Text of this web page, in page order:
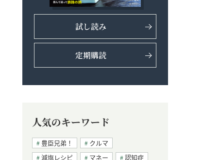
試し読み
定期購読
人気のキーワード
豊臣兄弟！
クルマ
減塩レシピ
マネー
認知症